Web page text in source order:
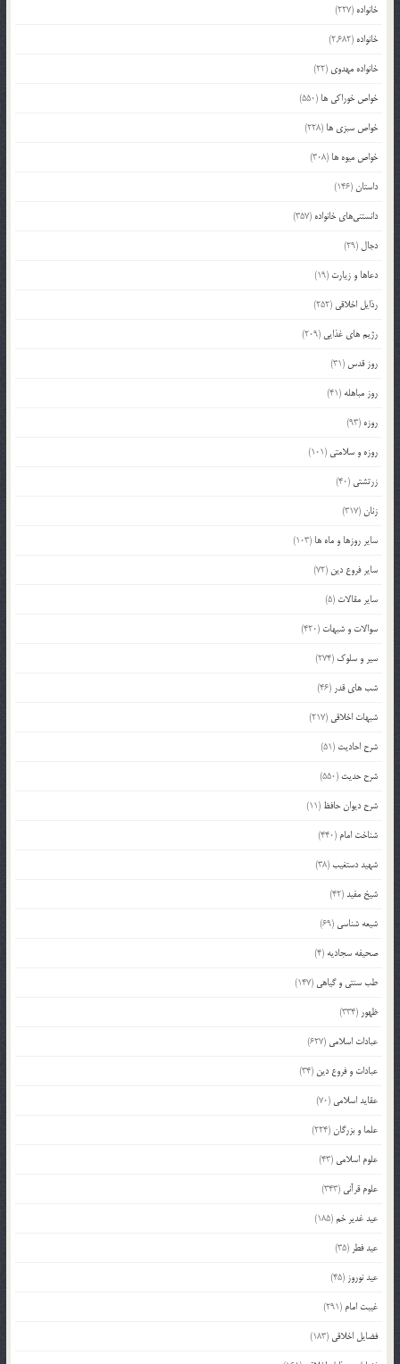
خانواده (227)
خانواده (2,682)
خانواده مهدوی (22)
خواص خوراکی ها (550)
خواص سبزی ها (228)
خواص میوه ها (308)
داستان(146)
دانستنی‌های خانواده (357)
دجال (29)
دعاها و زیارت (19)
رذایل اخلاقی (252)
رژیم های غذایی (209)
روز قدس (31)
روز مباهله (41)
روزه (93)
روزه و سلامتی (101)
زرتشتی (40)
زنان(317)
سایر روزها و ماه ها (103)
سایر فروع دین (72)
سایر مقالات (5)
سوالات و شبهات (420)
سیر و سلوک (274)
شب های قدر (46)
شبهات اخلاقی (217)
شرح احادیث (51)
شرح حدیث (550)
شرح دیوان حافظ (11)
شناخت امام (440)
شهید دستغیب(38)
شیخ مفید(42)
شیعه شناسی (69)
صحیفه سجادیه (4)
طب سنتی و گیاهی (147)
ظهور (334)
عبادات اسلامی (627)
عبادات و فروع دین (34)
عقاید اسلامی (70)
علما و بزرگان(224)
علوم اسلامی (43)
علوم قرآنی (343)
عید غدیر خم(185)
عید فطر (35)
عید نوروز (45)
غیبت امام (291)
فضایل اخلاقی (183)